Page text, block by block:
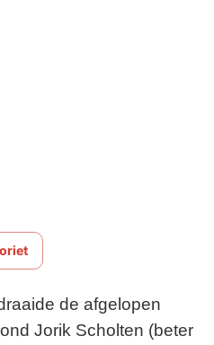
de afgelopen
Jorik Scholten (beter